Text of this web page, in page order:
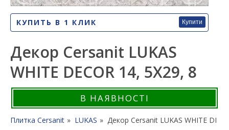
КУПИТЬ В 1 КЛИК Купити
Декор Cersanit LUKAS
WHITE DECOR 14, 5X29, 8
В НАЯВНОСТІ
Плитка Cersanit LUKAS Декор Cersanit LUKAS WHITE